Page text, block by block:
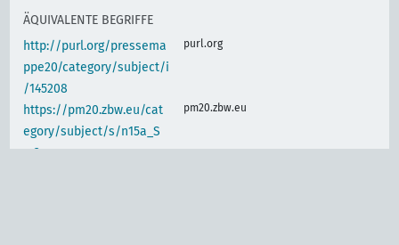
ÄQUIVALENTE BEGRIFFE
http://purl.org/pressema
ppe20/category/subject/i
/145208
purl.org
https://pm20.zbw.eu/cat
egory/subject/s/n15a_S
m3
pm20.zbw.eu